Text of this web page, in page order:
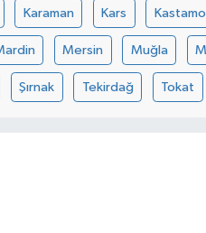
Karaman Kars
Mersin Muğla
Şırnak Tekirdağ Tokat